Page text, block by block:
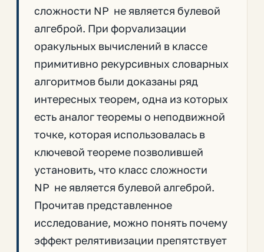
сложности NP не является булевой
алгеброй. При форvализации
оракульных вычислений в классе
примитивно рекурсивных словарных
алгоритмов были доказаны ряд
интересных теорем, одна из которых
есть аналог теоремы о неподвижной
точке, которая использовалась в
ключевой теореме позволившей
установить, что класс сложности
NP не является булевой алгеброй.
Прочитав представленное
исследование, можно понять почему
эффект релятивизации препятствует